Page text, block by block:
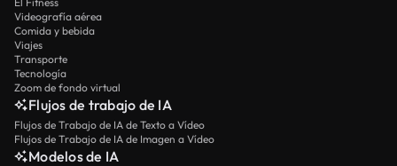
Videografía aérea
Comida y bebida
Viajes
Transporte
Tecnología
Zoom de fondo virtual
Flujos de trabajo de IA
Flujos de Trabajo de IA de Texto a Vídeo
Flujos de Trabajo de IA de Imagen a Vídeo
Modelos de IA